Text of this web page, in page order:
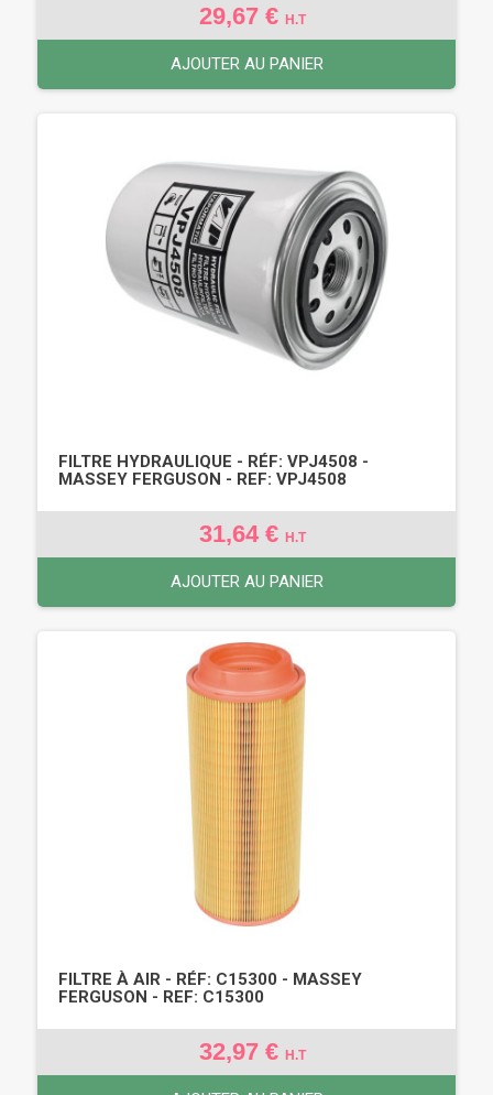
29,67 € H.T
AJOUTER AU PANIER
FILTRE HYDRAULIQUE - RÉF: VPJ4508 -
MASSEY FERGUSON - REF: VPJ4508
31,64 € H.T
AJOUTER AU PANIER
FILTRE À AIR - RÉF: C15300 - MASSEY
FERGUSON - REF: C15300
32,97 € H.T